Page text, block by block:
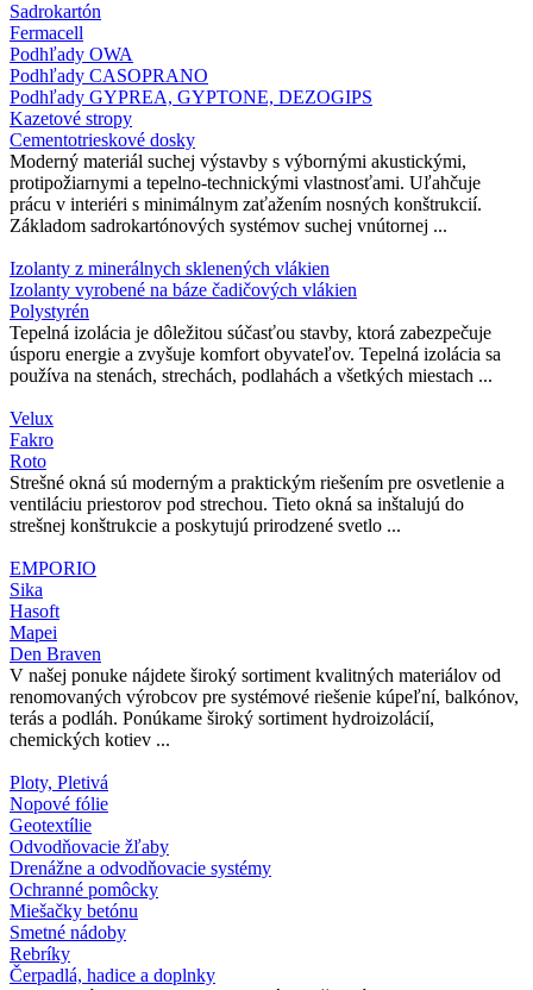
Sadrokartón
Fermacell
Podhľady OWA
Podhľady CASOPRANO
Podhľady GYPREA, GYPTONE, DEZOGIPS
Kazetové stropy
Cementotrieskové dosky
Moderný materiál suchej výstavby s výbornými akustickými,
protipožiarnymi a tepelno-technickými vlastnosťami. Uľahčuje
prácu v interiéri s minimálnym zaťažením nosných konštrukcií.
Základom sadrokartónových systémov suchej vnútornej ...
Izolanty z minerálnych sklenených vlákien
Izolanty vyrobené na báze čadičových vlákien
Polystyrén
Tepelná izolácia je dôležitou súčasťou stavby, ktorá zabezpečuje
úsporu energie a zvyšuje komfort obyvateľov. Tepelná izolácia sa
používa na stenách, strechách, podlahách a všetkých miestach ...
Velux
Fakro
Roto
Strešné okná sú moderným a praktickým riešením pre osvetlenie a
ventiláciu priestorov pod strechou. Tieto okná sa inštalujú do
strešnej konštrukcie a poskytujú prirodzené svetlo ...
EMPORIO
Sika
Hasoft
Mapei
Den Braven
V našej ponuke nájdete široký sortiment kvalitných materiálov od
renomovaných výrobcov pre systémové riešenie kúpeľní, balkónov,
terás a podláh. Ponúkame široký sortiment hydroizolácií,
chemických kotiev ...
Ploty, Pletivá
Nopové fólie
Geotextílie
Odvodňovacie žľaby
Drenážne a odvodňovacie systémy
Ochranné pomôcky
Miešačky betónu
Smetné nádoby
Rebríky
Čerpadlá, hadice a doplnky